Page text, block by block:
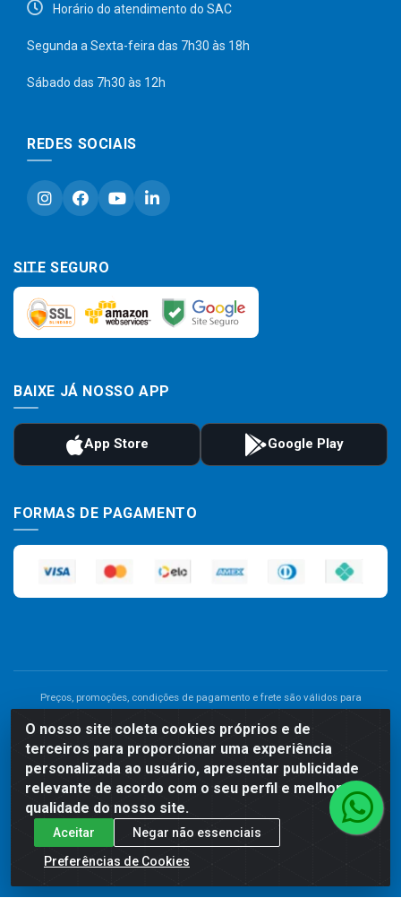
O nosso site coleta cookies próprios e de
terceiros para proporcionar uma experiência
personalizada ao usuário, apresentar publicidade
relevante de acordo com o seu perfil e melhorar a
qualidade do nosso site.
Aceitar
Negar não essenciais
Preferências de Cookies
Horário do atendimento do SAC
Segunda a Sexta-feira das 7h30 às 18h
Sábado das 7h30 às 12h
REDES SOCIAIS
SITE SEGURO
BAIXE JÁ NOSSO APP
FORMAS DE PAGAMENTO
Preços, promoções, condições de pagamento e frete são válidos para
preço de um produto, será válido o preço que for exibido no carrinho de
compras do site no momento do pagamento. As vendas estão sujeitas a
análise e disponibilidade do estoque. Imagens de produtos meramente
ilustrativas.
Comercial de Construção 2001 LTDA - Av. Congresso
Eucarístico, 1179 - São José, Carpina - PE - CEP: 55811-000 -